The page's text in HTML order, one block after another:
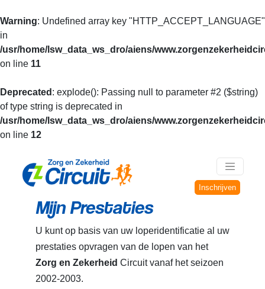
Warning: Undefined array key "HTTP_ACCEPT_LANGUAGE"
in
/usr/home/lsw_data_ws_dro/aiens/
on line 11
Deprecated : explode(): Passing null to parameter #2 ($string)
of type string is deprecated in
/usr/home/lsw_data_ws_dro/aiens/
on line 12
Inschrijven
Mijn Prestaties
U kunt op basis van uw loperidentificatie al uw
prestaties opvragen van de lopen van het
Zorg en Zekerheid Circuit vanaf het seizoen
2002-2003.